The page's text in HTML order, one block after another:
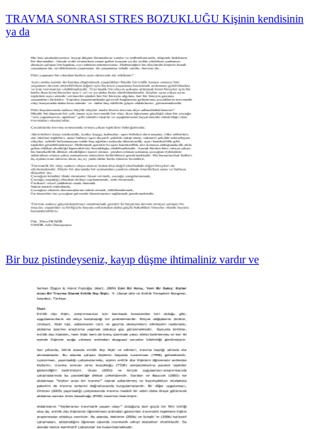
TRAVMA SONRASI STRES BOZUKLUĞU Kişinin kendisinin
ya da
Bir buz pistindeyseniz, kayıp düşme ihtimaliniz vardır ve